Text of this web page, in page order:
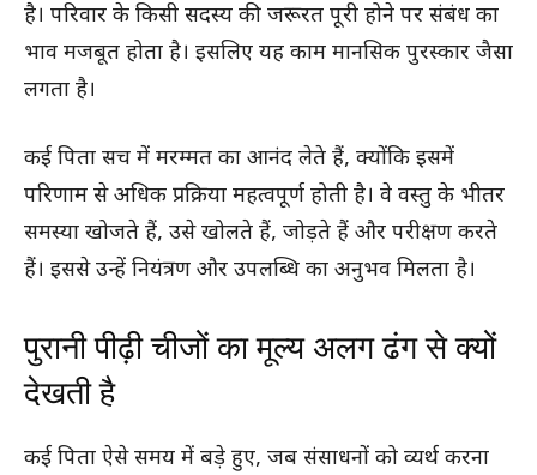
है। परिवार के किसी सदस्य की जरूरत पूरी होने पर संबंध का
भाव मजबूत होता है। इसलिए यह काम मानसिक पुरस्कार जैसा
लगता है।
कई पिता सच में मरम्मत का आनंद लेते हैं, क्योंकि इसमें
परिणाम से अधिक प्रक्रिया महत्वपूर्ण होती है। वे वस्तु के भीतर
समस्या खोजते हैं, उसे खोलते हैं, जोड़ते हैं और परीक्षण करते
हैं। इससे उन्हें नियंत्रण और उपलब्धि का अनुभव मिलता है।
पुरानी पीढ़ी चीजों का मूल्य अलग ढंग से क्यों
देखती है
कई पिता ऐसे समय में बड़े हुए, जब संसाधनों को व्यर्थ करना